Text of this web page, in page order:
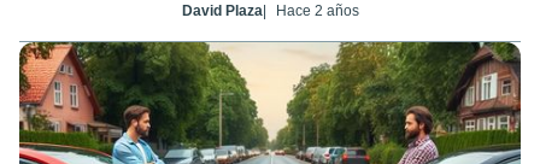
David Plaza Hace 2 años